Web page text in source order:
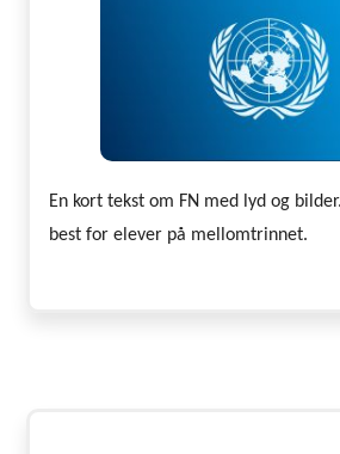
En kort tekst om FN med lyd og
best for elever på mellomtrinnet.